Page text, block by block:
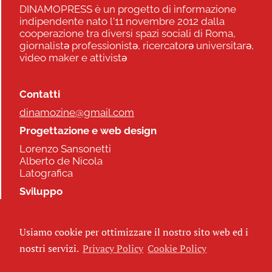
DINAMOPRESS è un progetto di informazione
indipendente nato l'11 novembre 2012 dalla
cooperazione tra diversi spazi sociali di Roma,
giornalistə professionistə, ricercatorə universitarə,
video maker e attivistə
Contatti
dinamozine@gmail.com
Progettazione e web design
Lorenzo Sansonetti
Alberto de Nicola
Latografica
Sviluppo
Seguici
Usiamo cookie per ottimizzare il nostro sito web ed i
nostri servizi. Privacy Policy Cookie Policy